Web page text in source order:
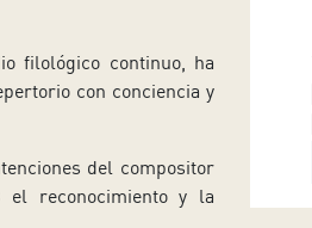
filológico continuo, ha
con conciencia y
del compositor
reconocimiento y la